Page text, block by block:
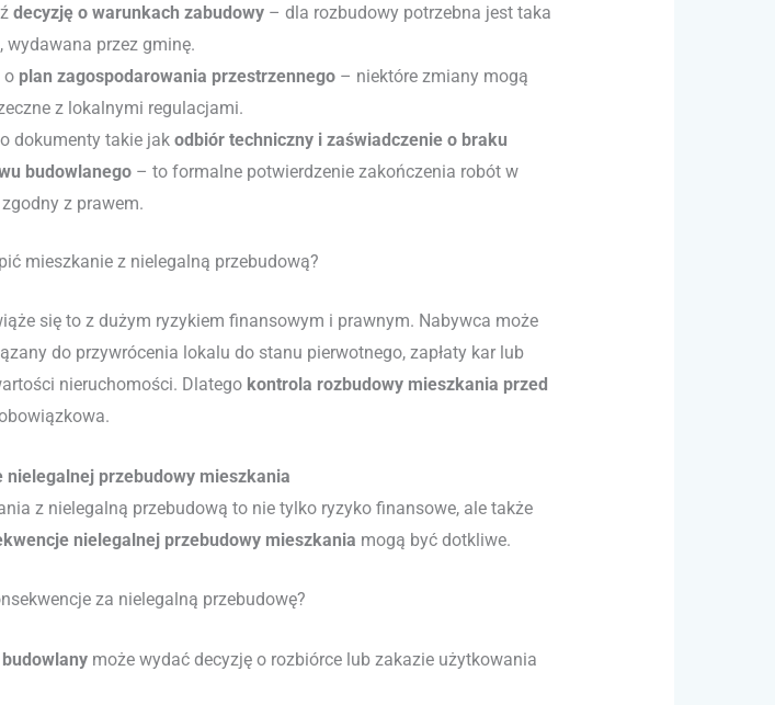
decyzję o warunkach zabudowy – dla rozbudowy potrzebna jest taka
wydawana przez gminę.
o plan zagospodarowania przestrzennego – niektóre zmiany mogą
z lokalnymi regulacjami.
dokumenty takie jakodbiór techniczny i zaświadczenie o braku
budowlanego – to formalne potwierdzenie zakończenia robót w
z prawem.
mieszkanie z nielegalną przebudową?
się to z dużym ryzykiem finansowym i prawnym. Nabywca może
do przywrócenia lokalu do stanu pierwotnego, zapłaty kar lub
nieruchomości. Dlatego kontrola rozbudowy mieszkania przed
nielegalnej przebudowy mieszkania
z nielegalną przebudową to nie tylko ryzyko finansowe, ale także
nielegalnej przebudowy mieszkania mogą być dotkliwe.
za nielegalną przebudowę?
może wydać decyzję o rozbiórce lub zakazie użytkowania